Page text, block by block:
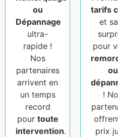
ou
Dépannage
ultra-
rapide !
Nos
partenaires
arrivent en
un temps
record
pour toute
intervention.
tarifs
et
pour
ou
!
prix